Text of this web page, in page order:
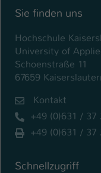
Sie finden uns
Hochschule
University of
Schoenstraße 11
67659
Kontakt
+49 (0)631 / 37
+49 (0)631 / 37
Schnellzugriff